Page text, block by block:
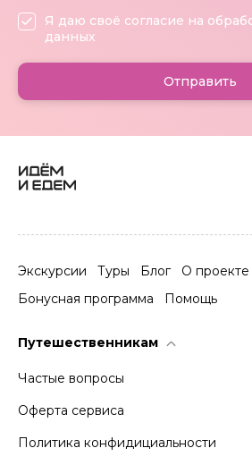
Экскурсии Туры Блог
О проекте
Бонусная программа
Помощь
Путешественникам
Частые вопросы
Оферта сервиса
Политика конфидициальности
Я даю своё согласие на
данных
Отправить